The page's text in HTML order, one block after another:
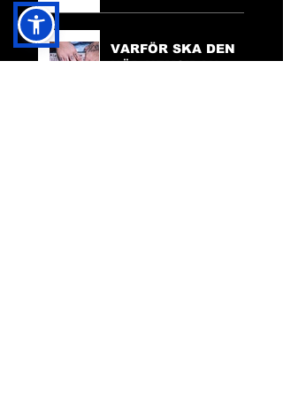
VARFÖR SKA DEN
HÄR HEMSIDAN